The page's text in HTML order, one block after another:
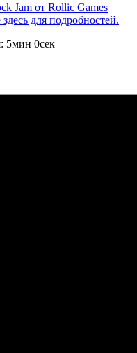
Jam от Rollic Games
для подробностей.
: 5мин 0сек